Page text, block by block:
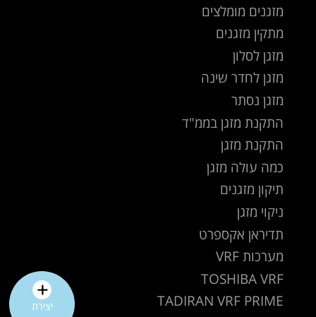
מזגנים מומלצים
מתקין מזגנים
מזגן לסלון
מזגן לחדר שינה
מזגן נסתר
התקנת מזגן בממ"ד
התקנת מזגן
כמה עולה מזגן
תיקון מזגנים
ניקוי מזגן
תדיראן אקספרט
מערכות VRF
TOSHIBA VRF
TADIRAN VRF PRIME
יצירת